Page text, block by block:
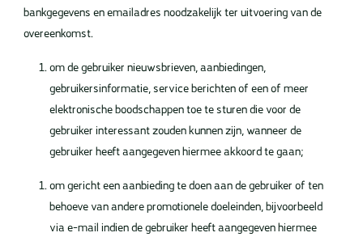
bankgegevens en emailadres noodzakelijk ter uitvoering van de
overeenkomst.
om de gebruiker nieuwsbrieven, aanbiedingen,
gebruikersinformatie, service berichten of een of meer
elektronische boodschappen toe te sturen die voor de
gebruiker interessant zouden kunnen zijn, wanneer de
gebruiker heeft aangegeven hiermee akkoord te gaan;
om gericht een aanbieding te doen aan de gebruiker of ten
behoeve van andere promotionele doeleinden, bijvoorbeeld
via e-mail indien de gebruiker heeft aangegeven hiermee